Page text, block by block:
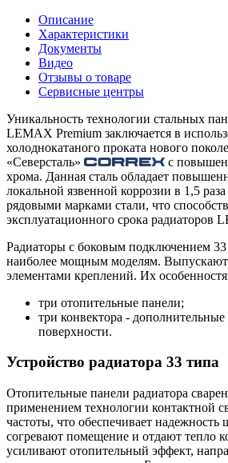
Описание
Характеристики
Документы
Видео
Отзывы о товаре
Сервисные центры
Уникальность технологии стальных
LEMAX Premium заключается в
холоднокатаного проката нового
«Северсталь»
с
хрома. Данная сталь обладает
локальной язвенной коррозии в 1,5
рядовыми марками стали, что
эксплуатационного срока радиаторов
Радиаторы с боковым подключением 33
наиболее мощным моделям.
элементами креплений. Их
три отопительные панели;
три конвектора -
поверхности.
Устройство радиатора 33 типа
Отопительные панели радиатора
применением технологии контактной
частоты, что обеспечивает
согревают помещение и отдают тепло
усиливают отопительный эффект,